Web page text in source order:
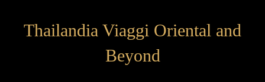
Thailandia Viaggi Oriental and
Beyond